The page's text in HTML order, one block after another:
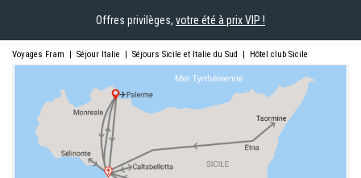
Offres privilèges, votre été à prix VIP !
Voyages Fram | Séjour Italie | Séjours Sicile et Italie du Sud | Hôtel club Sicile